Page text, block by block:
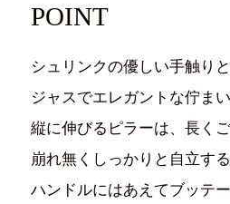
POINT
シュリンクの優しい手触り
ジャスでエレガントな佇まい
縦に伸びるピラーは、長く
崩れ無くしっかりと自立す
ハンドルにはあえてブッテ